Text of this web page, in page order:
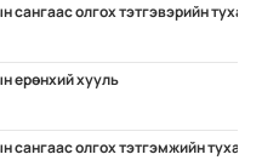
олгох тэтгэвэрийн тухай
ерөнхий хууль
сангаас олгох тэтгэмжийн тухай